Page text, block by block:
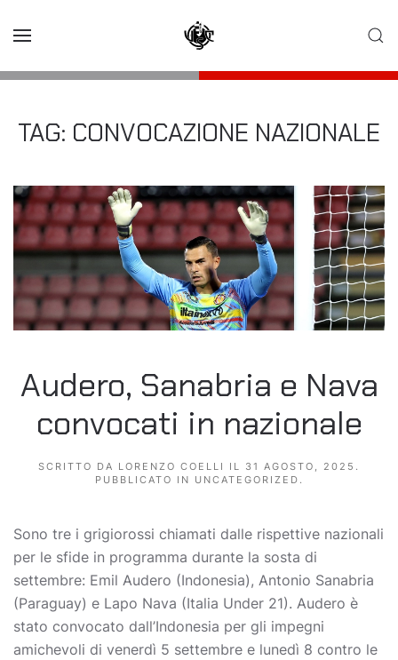
TAG: CONVOCAZIONE NAZIONALE
Audero, Sanabria e Nava
convocati in nazionale
SCRITTO DA LORENZO COELLI IL 31 AGOSTO, 2025 .
PUBBLICATO IN UNCATEGORIZED .
Sono tre i grigiorossi chiamati dalle rispettive nazionali
per le sfide in programma durante la sosta di
settembre: Emil Audero (Indonesia), Antonio Sanabria
(Paraguay) e Lapo Nava (Italia Under 21). Audero è
stato convocato dall’Indonesia per gli impegni
amichevoli di venerdì 5 settembre e lunedì 8 contro le